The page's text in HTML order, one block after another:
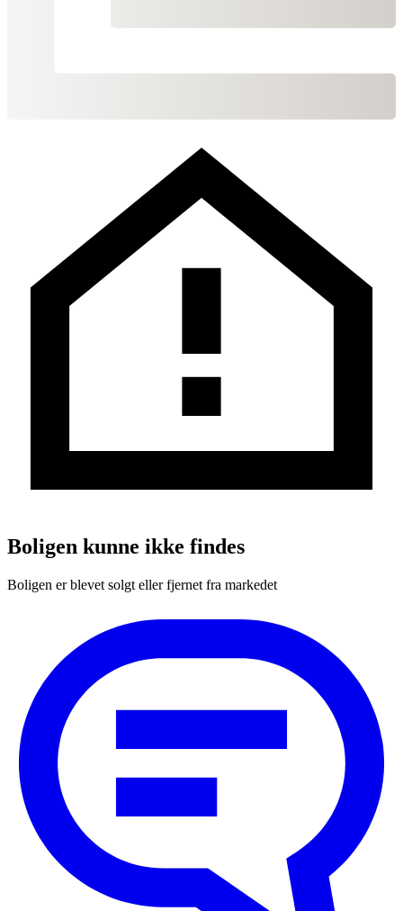
Boligen kunne ikke findes
Boligen er blevet solgt eller fjernet fra markedet